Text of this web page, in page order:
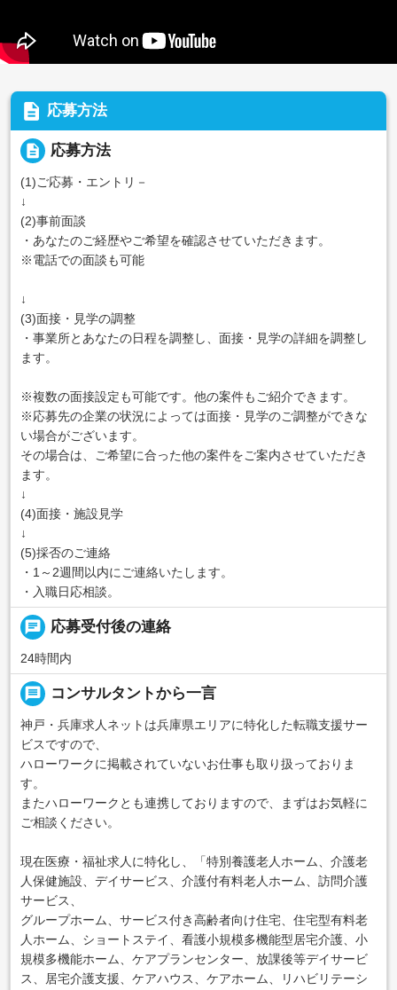
description 応募方法
description 応募方法
(1)ご応募・エントリ－
↓
(2)事前面談
・あなたのご経歴やご希望を確認させていただきます。
※電話での面談も可能
↓
(3)面接・見学の調整
・事業所とあなたの日程を調整し、面接・見学の詳細を調整し
ます。
※複数の面接設定も可能です。他の案件もご紹介できます。
※応募先の企業の状況によっては面接・見学のご調整ができな
い場合がございます。
その場合は、ご希望に合った他の案件をご案内させていただき
ます。
↓
(4)面接・施設見学
↓
(5)採否のご連絡
・1～2週間以内にご連絡いたします。
・入職日応相談。
chat 応募受付後の連絡
24時間内
message コンサルタントから一言
神戸・兵庫求人ネットは兵庫県エリアに特化した転職支援サー
ビスですので、
ハローワークに掲載されていないお仕事も取り扱っておりま
す。
またハローワークとも連携しておりますので、まずはお気軽に
ご相談ください。
現在医療・福祉求人に特化し、「特別養護老人ホーム、介護老
人保健施設、デイサービス、介護付有料老人ホーム、訪問介護
サービス、
グループホーム、サービス付き高齢者向け住宅、住宅型有料老
人ホーム、ショートステイ、看護小規模多機能型居宅介護、小
規模多機能ホーム、ケアプランセンター、放課後等デイサービ
ス、居宅介護支援、ケアハウス、ケアホーム、リハビリテーシ